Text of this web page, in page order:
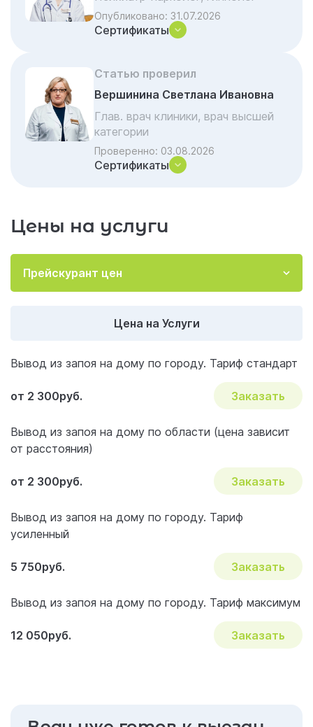
Когда возможен принудительный вывод
Преимущества вывода из запоя у нас
из запоя
Как проходит процедура: пошаговый
алгоритм
Преимущества помощи от клиники
«Гармония» (Ростов-на-Дону)
Психологический комфорт: этическая
Почему стоит обратиться к нам
Акции и скидки на лечение
необходимостью
Почему важно не откладывать
Частые вопросы и ответы
Опубликовано: 31.07.2026
Сертификаты
Статью проверил
Вершинина Светлана Ивановна
Глав. врач клиники, врач высшей
категории
Проверенно: 03.08.2026
Сертификаты
Цены на услуги
Прейскурант цен
Цена на Услуги
Вывод из запоя на дому по городу. Тариф стандарт
от 2 300руб. Заказать
Вывод из запоя на дому по области (цена зависит
от расстояния)
от 2 300руб. Заказать
Вывод из запоя на дому по городу. Тариф
усиленный
5 750руб. Заказать
Вывод из запоя на дому по городу. Тариф максимум
12 050руб. Заказать